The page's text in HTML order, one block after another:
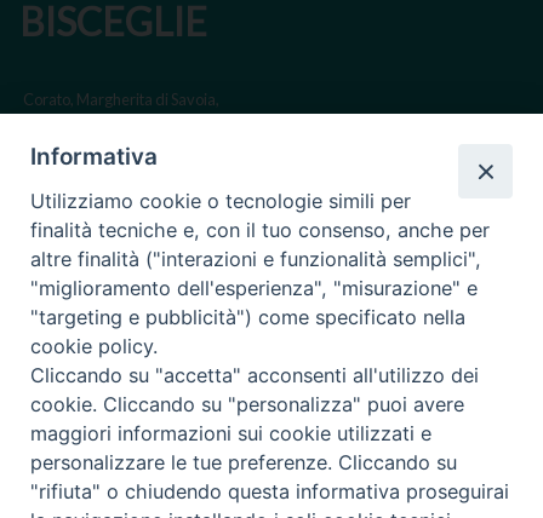
BISCEGLIE
Corato, Margherita di Savoia,
Regione ecclesiastica Puglia
Via Beltrani, 9
76125 Trani BT
Centralino Tel. 0883 494211
Cancelleria Tel. 0883 494204
cancelleria@arcidiocesitrani.it
Copyright © Arcidiocesi di Trani Barletta Bisceglie
Informativa
Utilizziamo cookie o tecnologie simili per
finalità tecniche e, con il tuo consenso, anche per
altre finalità ("interazioni e funzionalità semplici",
"miglioramento dell'esperienza", "misurazione" e
"targeting e pubblicità") come specificato nella
cookie policy.
Cliccando su "accetta" acconsenti all'utilizzo dei
cookie. Cliccando su "personalizza" puoi avere
maggiori informazioni sui cookie utilizzati e
personalizzare le tue preferenze. Cliccando su
"rifiuta" o chiudendo questa informativa proseguirai